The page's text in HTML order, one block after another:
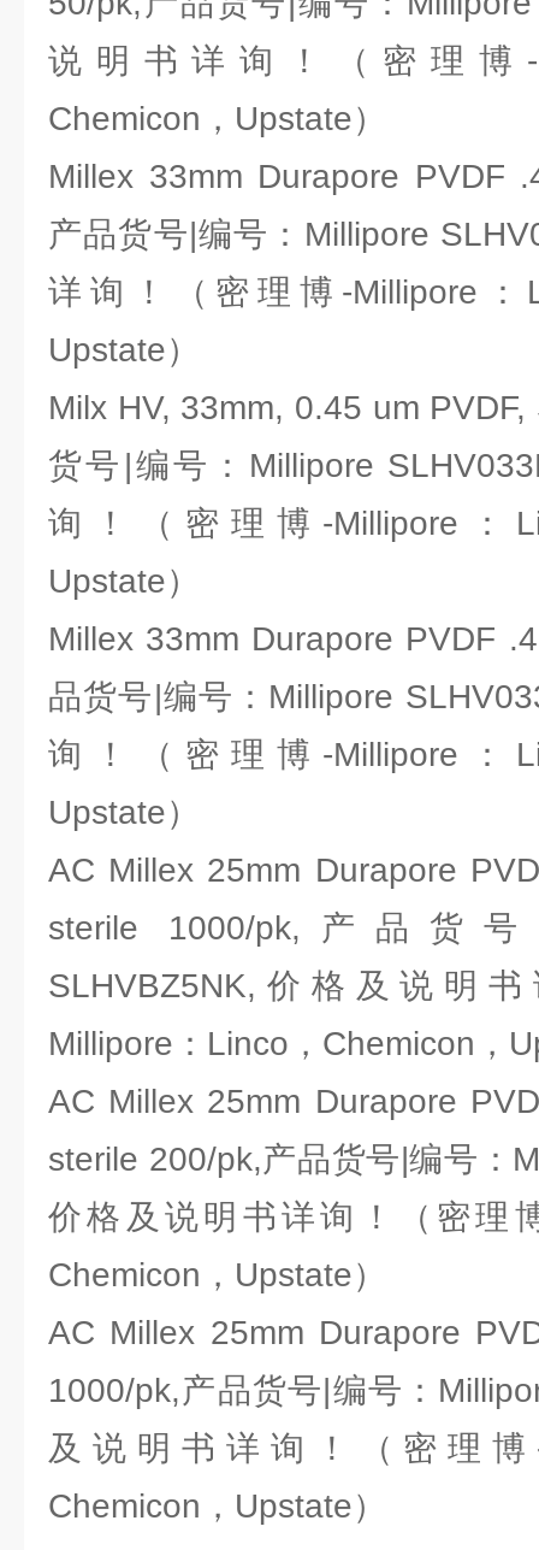
说明书详询！（密理博-
Chemicon，Upstate）
Millex 33mm Durapore PVDF
产品货号|编号：Millipore
详询！（密理博-Millipore：
Upstate）
Milx HV, 33mm, 0.45 um
货号|编号：Millipore
询！（密理博-Millipore：
Upstate）
Millex 33mm Durapore PVDF
品货号|编号：Millipore
询！（密理博-Millipore：
Upstate）
AC Millex 25mm Durapore
sterile 1000/pk,产品货
SLHVBZ5NK,价格及说明
Millipore：Linco，Chemicon，
AC Millex 25mm Durapore
sterile 200/pk,产品货号|编号：
价格及说明书详询！（密理
Chemicon，Upstate）
AC Millex 25mm Durapore
1000/pk,产品货号|编号：
及说明书详询！（密理博-
Chemicon，Upstate）